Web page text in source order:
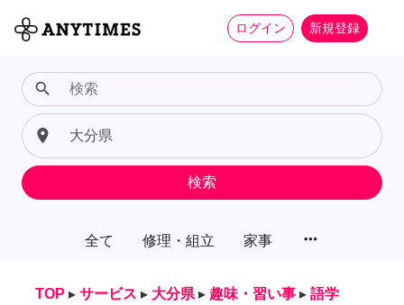
ログイン 新規登録
全て 修理・組立 家事 more_horiz
search
place
検索
TOP ▸ サービス ▸ 大分県 ▸ 趣味・習い事 ▸ 語学